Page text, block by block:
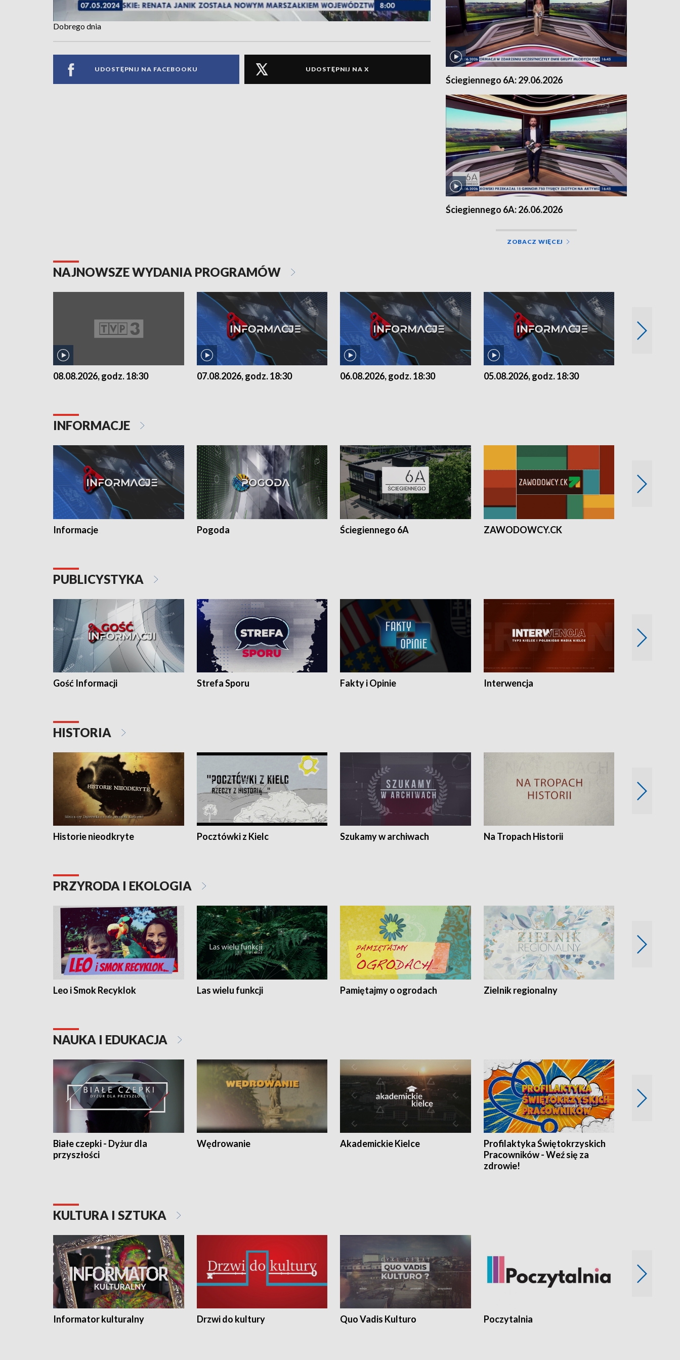
Dobrego dnia
UDOSTĘPNIJ NA FACEBOOKU UDOSTĘPNIJ NA X
Ściegiennego 6A: 29.06.2026
Ściegiennego 6A: 26.06.2026
ZOBACZ WIĘCEJ
NAJNOWSZE WYDANIA PROGRAMÓW
08.08.2026, godz. 18:30 07.08.2026, godz. 18:30 06.08.2026, godz. 18:30 05.08.2026, godz. 18:30
INFORMACJE
Informacje Pogoda Ściegiennego 6A ZAWODOWCY.CK
PUBLICYSTYKA
Gość Informacji Strefa Sporu Fakty i Opinie Interwencja
HISTORIA
Historie nieodkryte Pocztówki z Kielc Szukamy w archiwach Na Tropach Historii
PRZYRODA I EKOLOGIA
Leo i Smok Recyklok Las wielu funkcji Pamiętajmy o ogrodach Zielnik regionalny
NAUKA I EDUKACJA
Białe czepki - Dyżur dla
przyszłości
Wędrowanie Akademickie Kielce
Profilaktyka Świętokrzyskich
Pracowników - Weź się za
zdrowie!
KULTURA I SZTUKA
Informator kulturalny Drzwi do kultury Quo Vadis Kulturo Poczytalnia